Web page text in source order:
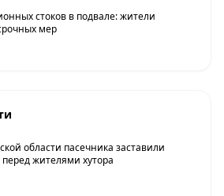
стоков в подвале: жители
мер
области пасечника заставили
жителями хутора